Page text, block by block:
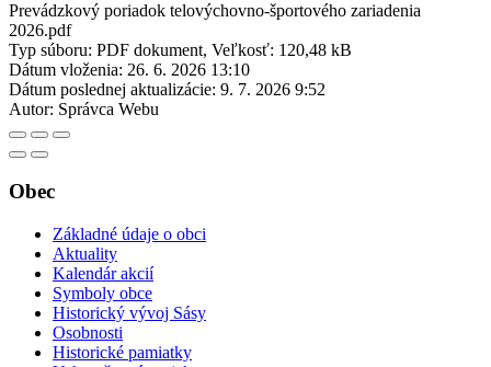
Prevádzkový poriadok telovýchovno-športového zariadenia
2026.pdf
Typ súboru: PDF dokument, Veľkosť: 120,48 kB
Dátum vloženia: 26. 6. 2026 13:10
Dátum poslednej aktualizácie: 9. 7. 2026 9:52
Autor: Správca Webu
Obec
Základné údaje o obci
Aktuality
Kalendár akcií
Symboly obce
Historický vývoj Sásy
Osobnosti
Historické pamiatky